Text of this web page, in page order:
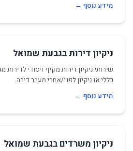
מידע נוסף ←
ניקיון דירות בגבעת שמואל
שירותי ניקיון דירות מקיף ויסודי לדירות
כללי או ניקיון לפני/אחרי מעבר דירה.
מידע נוסף ←
ניקיון משרדים בגבעת שמואל